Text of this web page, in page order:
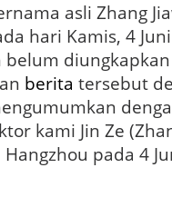
asli Zhang
hari Kamis, 4
diungkapkan
berita tersebut
kami Jin Ze
pada 4